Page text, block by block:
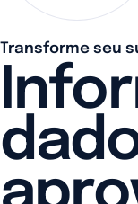
Transforme seu